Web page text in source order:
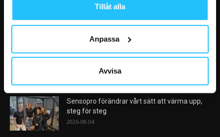
Tillåt alla
Anpassa
Avvisa
AI kommer aldrig kunna ersätta en frukost
2026-08-06
Analys: Europas gymmarknad går in i en ny
Sensopro förändrar vårt sätt att värma upp,
steg för steg
2026-08-04